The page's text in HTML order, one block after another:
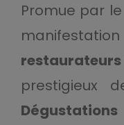
Promue par le
prestigieux